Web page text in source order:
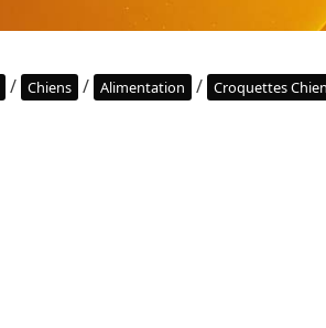
/ Chiens / Alimentation / Croquettes